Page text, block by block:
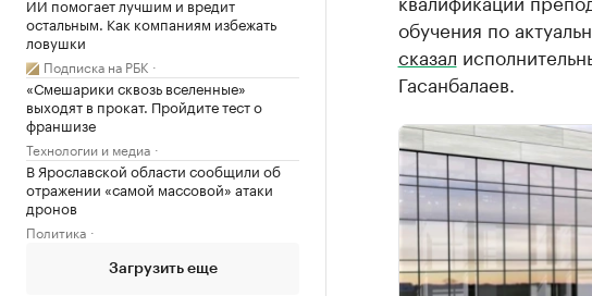
ИИ помогает лучшим и вредит
остальным. Как компаниям избежать
ловушки
Подписка на РБК
«Смешарики сквозь вселенные»
выходят в прокат. Пройдите тест о
франшизе
Технологии и медиа
В Ярославской области сообщили об
отражении «самой массовой» атаки
дронов
Политика
Загрузить еще
обучения по
сказал
Гасанбалаев.